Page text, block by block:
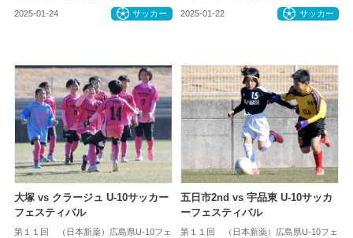
2025-01-24 サッカー 2025-01-22 サッカー
大塚 vs クラージュ U-10サッカー
フェスティバル
第１１回 （日本新薬）広島県U-10フェ
五日市2nd vs 宇品東 U-10サッカ
ーフェスティバル
第１１回 （日本新薬）広島県U-10フェ